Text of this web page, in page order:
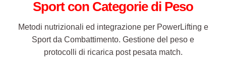
Sport con Categorie di Peso
Metodi nutrizionali ed integrazione per PowerLifting e
Sport da Combattimento. Gestione del peso e
protocolli di ricarica post pesata match.